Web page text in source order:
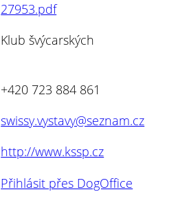
27953.pdf
Klub švýcarských
+420 723 884 861
swissy.vystavy@seznam.cz
http://www.kssp.cz
Přihlásit přes DogOffice